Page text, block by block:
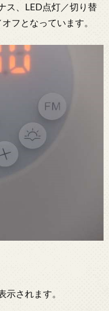
ス、LED点灯／切り替
フとなっています。
されます。